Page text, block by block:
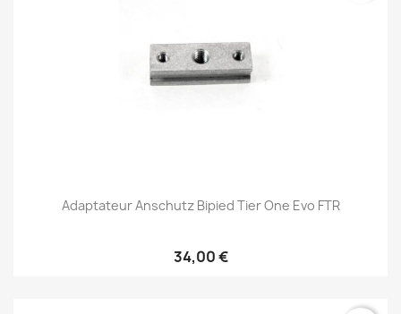
Adaptateur Anschutz Bipied Tier One Evo FTR
34,00 €